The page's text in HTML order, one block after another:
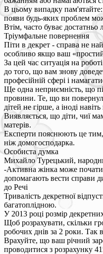
В цьому випадку пам'ятайте:
появи будь-яких проблем
Втім, часто буває достатньо
Тріумфальне повернення
Піти в декрет - справа не
особливо якщо ваш
За цей час ситуація на
до того, що вам знову
професійній сфері і
Ще одна неприємність, що
провини. Те, що ви
дітей не гірше, а іноді
Виявляється, що діти, чиї
матерів.
Експерти пояснюють це тим,
ніж домогосподарка.
Особиста думка
Михайло Турецький,
-Активна жінка може почати
допомагають вести справи
до Речі
Тривалість декретної
багатоплідною.
У 2013 році розмір
Щоб розрахувати, скільки
робочих днів за 2 роки. Так
Врахуйте, що ваш річний
проводитися з розрахунку